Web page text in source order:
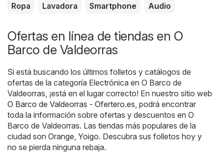
Ropa Lavadora Smartphone Audio
Ofertas en línea de tiendas en O
Barco de Valdeorras
Si está buscando los últimos folletos y catálogos de
ofertas de la categoría Electrónica en O Barco de
Valdeorras, ¡está en el lugar correcto! En nuestro sitio web
O Barco de Valdeorras - Ofertero.es, podrá encontrar
toda la información sobre ofertas y descuentos en O
Barco de Valdeorras. Las tiendas más populares de la
ciudad son Orange, Yoigo. Descubra sus folletos hoy y
no se pierda ninguna rebaja.